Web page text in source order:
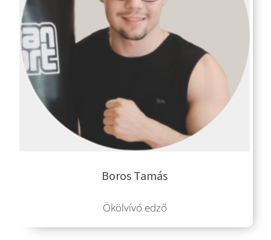
Boros Tamás
Ökölvívó edző